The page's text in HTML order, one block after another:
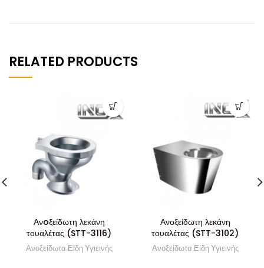
RELATED PRODUCTS
Ανoξείδωτη λεκάνη
τουαλέτας (STT-3116)
Ανοξείδωτα Είδη Υγιεινής
Ανοξείδωτη λεκάνη
τουαλέτας (STT-3102)
Ανοξείδωτα Είδη Υγιεινής